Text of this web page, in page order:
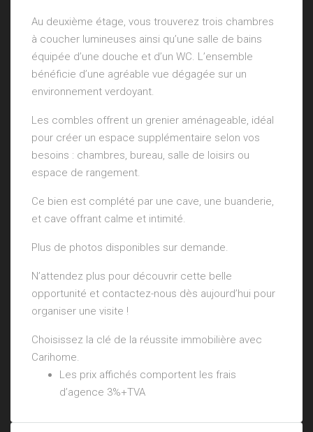
Au deuxième étage, vous trouverez trois chambres
à coucher lumineuses ainsi qu’une salle de bains
équipée d’une douche et d’un WC. L’ensemble
bénéficie d’une agréable vue dégagée sur un
environnement verdoyant.
Les combles offrent un grenier aménageable, idéal
pour créer un espace supplémentaire selon vos
besoins : chambres, bureau, salle de loisirs ou
espace de rangement.
Ce bien est complété par une cave, une buanderie,
et cave offrant calme et intimité.
Plus de photos disponibles sur demande.
N’attendez plus pour découvrir cette belle
opportunité et contactez-nous dès aujourd’hui pour
organiser une visite !
Choisissez la clé de la réussite immobilière avec
Carihome.
Les prix affichés comportent les frais
d’agence 3%+TVA